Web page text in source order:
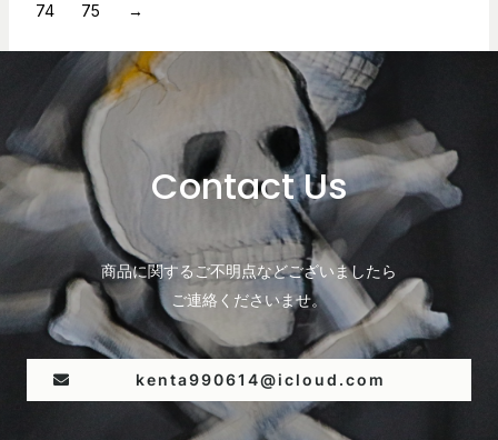
74
75 →
Contact Us
商品に関するご不明点などございましたら
ご連絡くださいませ。
kenta990614@icloud.com